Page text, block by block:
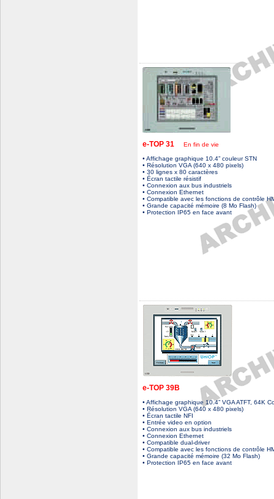
e-TOP 31 En fin de vie
• Affichage graphique 10.4” couleur STN
• Résolution VGA (640 x 480 pixels)
• 30 lignes x 80 caractères
• Écran tactile résistif
• Connexion aux bus industriels
• Connexion Ethernet
• Compatible avec les fonctions de contrôle
• Grande capacité mémoire (8 Mo Flash)
• Protection IP65 en face avant
e-TOP 39B
• Affichage graphique 10.4” VGA ATFT, 64K
• Résolution VGA (640 x 480 pixels)
• Écran tactile NFI
• Entrée video en option
• Connexion aux bus industriels
• Connexion Ethernet
• Compatible dual-driver
• Compatible avec les fonctions de contrôle
• Grande capacité mémoire (32 Mo Flash)
• Protection IP65 en face avant